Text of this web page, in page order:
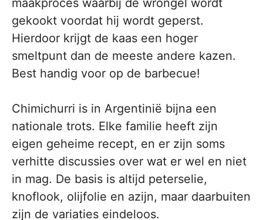
maakproces waarbij de wrongel wordt
gekookt voordat hij wordt geperst.
Hierdoor krijgt de kaas een hoger
smeltpunt dan de meeste andere kazen.
Best handig voor op de barbecue!
Chimichurri is in Argentinië bijna een
nationale trots. Elke familie heeft zijn
eigen geheime recept, en er zijn soms
verhitte discussies over wat er wel en niet
in mag. De basis is altijd peterselie,
knoflook, olijfolie en azijn, maar daarbuiten
zijn de variaties eindeloos.